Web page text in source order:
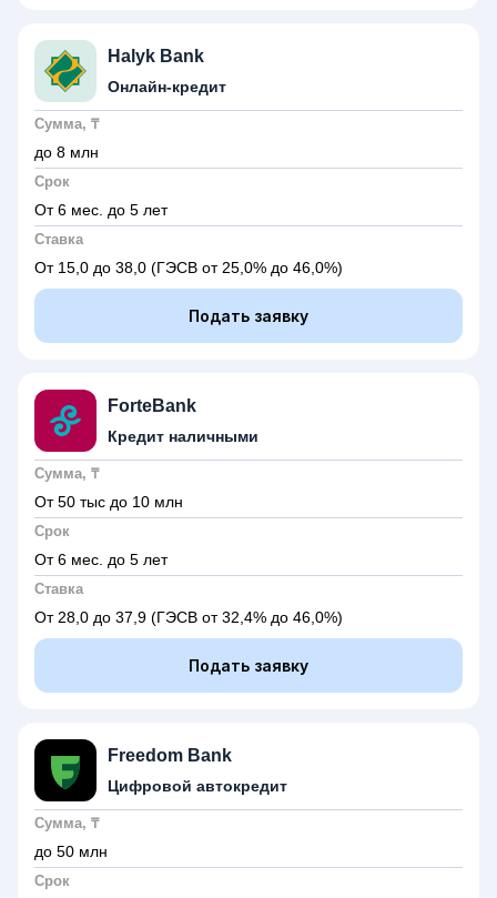
Halyk Bank
Онлайн-кредит
Сумма, ₸
до 8 млн
Срок
От 6 мес. до 5 лет
Ставка
От 15,0 до 38,0 (ГЭСВ от 25,0% до 46,0%)
Подать заявку
ForteBank
Кредит наличными
Сумма, ₸
От 50 тыс до 10 млн
Срок
От 6 мес. до 5 лет
Ставка
От 28,0 до 37,9 (ГЭСВ от 32,4% до 46,0%)
Подать заявку
Freedom Bank
Цифровой автокредит
Сумма, ₸
до 50 млн
Срок